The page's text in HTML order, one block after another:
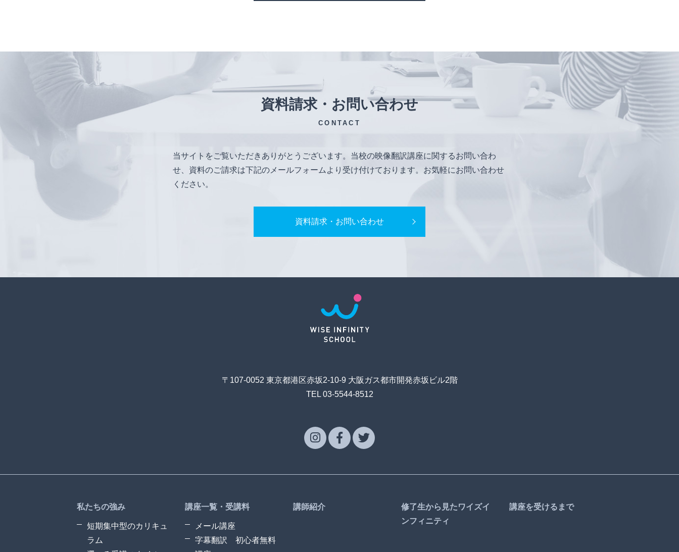
資料請求・お問い合わせ
CONTACT
当サイトをご覧いただきありがとうございます。当校の映像翻訳講座に関するお問い合わ
せ、資料のご請求は下記のメールフォームより受け付けております。お気軽にお問い合わせ
ください。
資料請求・お問い合わせ
〒107-0052 東京都港区赤坂2-10-9 大阪ガス都市開発赤坂ビル2階
TEL 03-5544-8512
私たちの強み
短期集中型のカリキュ
ラム
講座一覧・受講料
メール講座
字幕翻訳 初心者無料
講師紹介
修了生から見たワイズイ
ンフィニティ
講座を受けるまで